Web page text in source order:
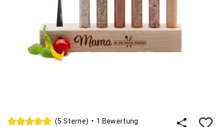
(5 Sterne) • 1 Bewertung